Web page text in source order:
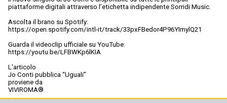
piattaforme digitali attraverso l’etichetta indipendente Sorridi Music.
Ascolta il brano su Spotify:
https://open.spotify.com/intl-it/track/33pxFBedor4P96YImylQ21
Guarda il videoclip ufficiale su YouTube:
https://youtu.be/LFBWKp6lKIA
L'articolo
Jo Conti pubblica “Uguali”
proviene da
VIVIROMA®
.